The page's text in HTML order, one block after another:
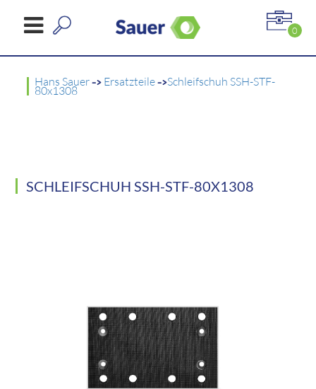
0
Hans Sauer-> Ersatzteile->Schleifschuh SSH-STF-
80x1308
SCHLEIFSCHUH SSH-STF-80X1308